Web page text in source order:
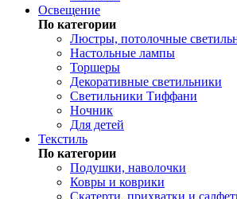
Освещение
По категории
Люстры, потолочные
Настольные лампы
Торшеры
Декоративные светильники
Светильники Тиффани
Ночник
Для детей
Текстиль
По категории
Подушки, наволочки
Ковры и коврики
Скатерти, прихватки и